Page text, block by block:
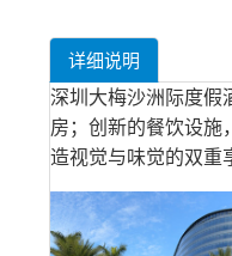
详细说明
深圳大梅沙洲际度假
房；创新的餐饮设施
造视觉与味觉的双重